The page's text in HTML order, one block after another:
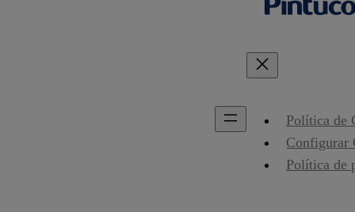
Política de
Configurar
Política de